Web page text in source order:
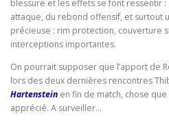
blessure et les effets se font ressentir
attaque, du rebond offensif, et surtout
précieuse : rim protection, couverture
interceptions importantes.
On pourrait supposer que l’apport de
lors des deux dernières rencontres
Hartenstein en fin de match, chose
apprécié. A surveiller…